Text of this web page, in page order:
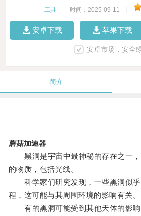
工具 时间：2025-09-11
安卓下载 苹果下载
安卓市场，安全
简介
蘑菇加速器
黑洞是宇宙中最神秘的存在之一，
的物质，包括光线。
科学家们研究发现，一些黑洞似乎
程，这可能与其周围环境的影响有关。
有的黑洞可能受到其他天体的影响